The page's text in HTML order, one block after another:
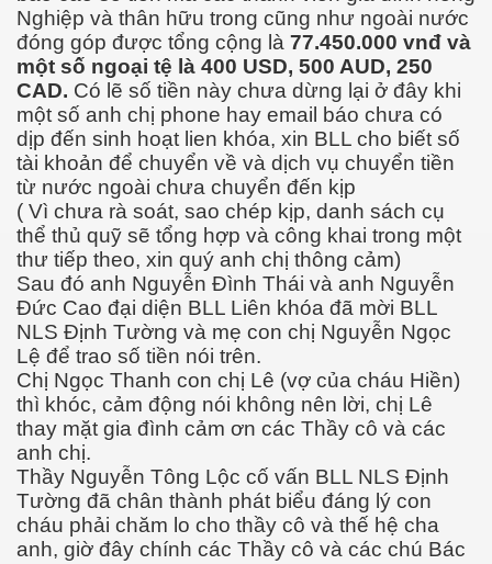
Nghiệp và thân hữu trong cũng như ngoài nước
đóng góp được tổng cộng là 77.450.000 vnđ và
một số ngoại tệ là 400 USD, 500 AUD, 250
CAD. Có lẽ số tiền này chưa dừng lại ở đây khi
một số anh chị phone hay email báo chưa có
dịp đến sinh hoạt lien khóa, xin BLL cho biết số
tài khoản để chuyển về và dịch vụ chuyển tiền
từ nước ngoài chưa chuyển đến kịp
( Vì chưa rà soát, sao chép kịp, danh sách cụ
thể thủ quỹ sẽ tổng hợp và công khai trong một
thư tiếp theo, xin quý anh chị thông cảm)
Sau đó anh Nguyễn Đình Thái và anh Nguyễn
Đức Cao đại diện BLL Liên khóa đã mời BLL
NLS Định Tường và mẹ con chị Nguyễn Ngọc
Lệ để trao số tiền nói trên.
Chị Ngọc Thanh con chị Lê (vợ của cháu Hiền)
thì khóc, cảm động nói không nên lời, chị Lê
thay mặt gia đình cảm ơn các Thầy cô và các
anh chị.
Thầy Nguyễn Tông Lộc cố vấn BLL NLS Định
Tường đã chân thành phát biểu đáng lý con
cháu phải chăm lo cho thầy cô và thế hệ cha
anh, giờ đây chính các Thầy cô và các chú Bác